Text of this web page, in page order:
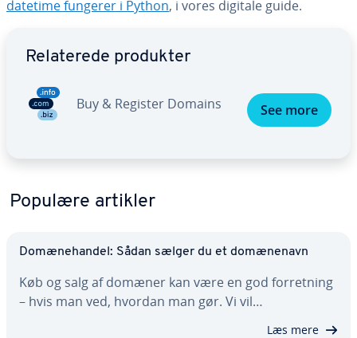
datetime fungerer i Python, i vores digitale guide.
Re­la­te­re­de produkter
Buy & Register Domains See more
Populære artikler
Do­mæ­ne­han­del: Sådan sælger du et do­mæ­ne­navn
Køb og salg af domæner kan være en god for­ret­ning
– hvis man ved, hvordan man gør. Vi vil…
Læs mere